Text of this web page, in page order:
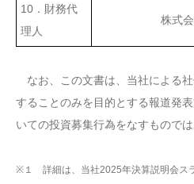
10．財務代
理人
株式
なお、この文書は、当社による
することのみを目的とする報道発
いての投資募集行為をなすものでは
※１ 詳細は、当社2025年決算説明会ス